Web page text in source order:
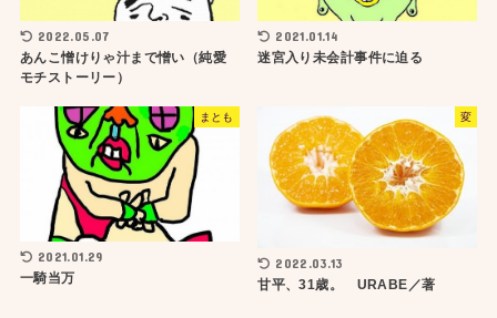
2022.05.07
あんこ憎けりゃ汁まで憎い（純愛
モチストーリー）
2021.01.14
迷宮入り未会計事件に迫る
まとも
2021.01.29
一騎当万
変
2022.03.13
甘平、31歳。 URABE／著